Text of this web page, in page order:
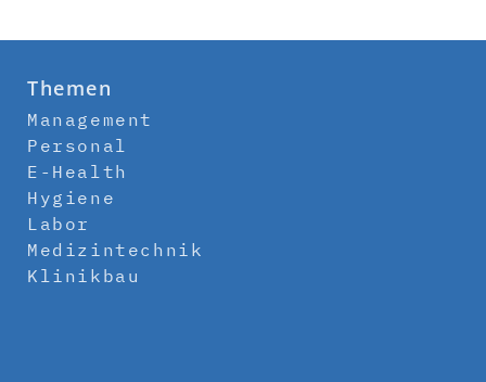
Themen
Management
Personal
E-Health
Hygiene
Labor
Medizintechnik
Klinikbau